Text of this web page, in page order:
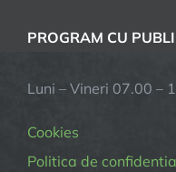
PROGRAM CU
Luni – Vineri 07.00 –
Cookies
Politica de